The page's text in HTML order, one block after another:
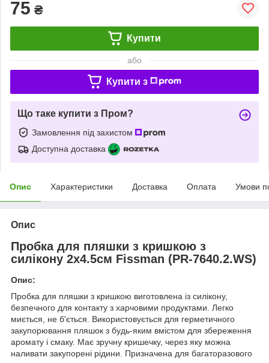
75 ₴
Купити
або
Купити з
Що таке купити з Пром?
Замовлення під захистом
Доступна доставка
Опис Характеристики Доставка Оплата Умови
Опис
Пробка для пляшки з кришкою з
силікону 2х4.5см Fissman (PR-7640.2.WS)
Опис:
Пробка для пляшки з кришкою виготовлена із силікону,
безпечного для контакту з харчовими продуктами. Легко
миється, не б'ється. Використовується для герметичного
закупорювання пляшок з будь-яким вмістом для збереження
аромату і смаку. Має зручну кришечку, через яку можна
наливати закупорені рідини. Призначена для багаторазового